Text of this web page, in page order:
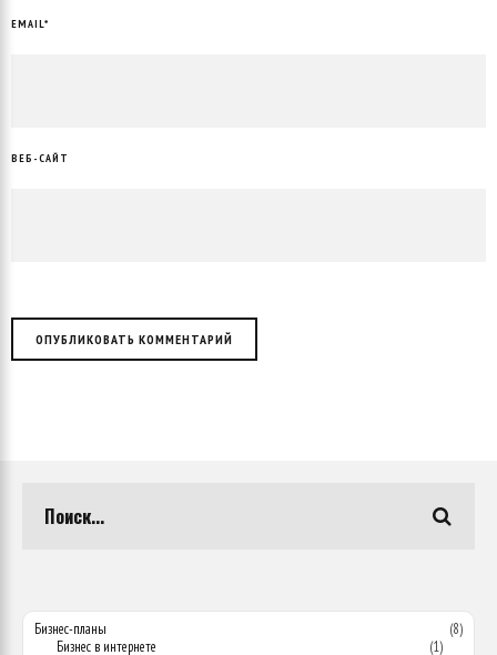
EMAIL*
ВЕБ-САЙТ
Бизнес-планы
(8)
Бизнес в интернете
(1)